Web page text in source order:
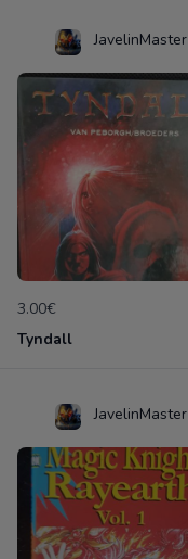
JavelinMaster
3.00€
Tyndall
JavelinMaster